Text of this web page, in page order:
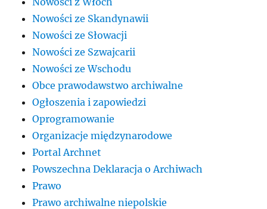
Nowości ze Skandynawii
Nowości ze Słowacji
Nowości ze Szwajcarii
Nowości ze Wschodu
Obce prawodawstwo archiwalne
Ogłoszenia i zapowiedzi
Oprogramowanie
Organizacje międzynarodowe
Portal Archnet
Powszechna Deklaracja o Archiwach
Prawo
Prawo archiwalne niepolskie